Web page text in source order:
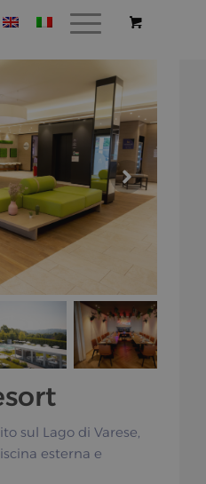
sul Lago di Varese,
esterna e